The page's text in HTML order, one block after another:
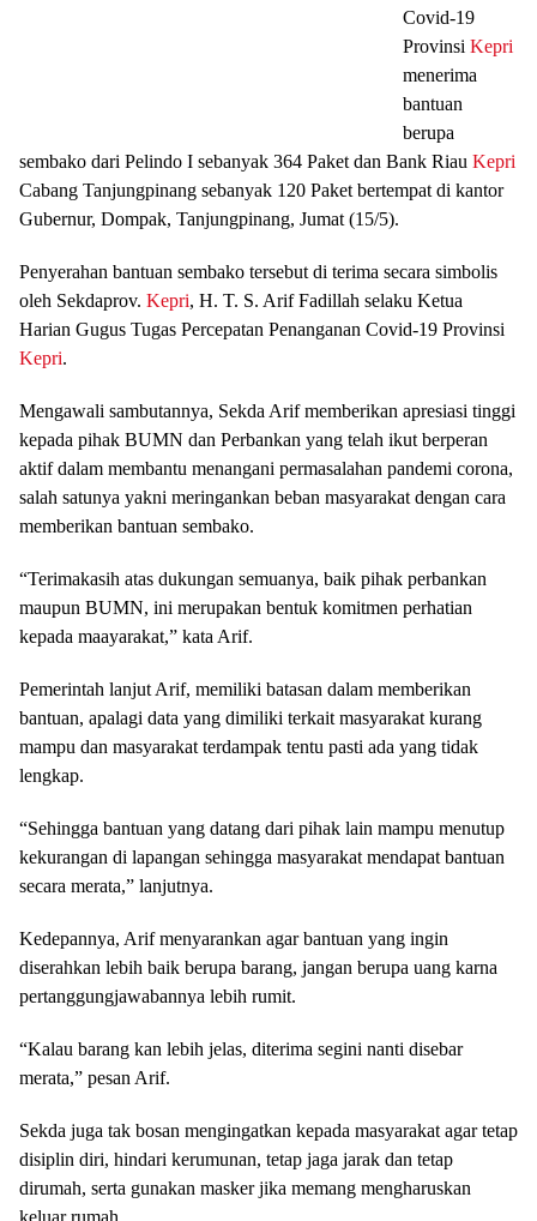
Covid-19
Provinsi Kepri
menerima
bantuan
berupa
sembako dari Pelindo I sebanyak 364 Paket dan Bank Riau Kepri
Cabang Tanjungpinang sebanyak 120 Paket bertempat di kantor
Gubernur, Dompak, Tanjungpinang, Jumat (15/5).
Penyerahan bantuan sembako tersebut di terima secara simbolis
oleh Sekdaprov. Kepri, H. T. S. Arif Fadillah selaku Ketua
Harian Gugus Tugas Percepatan Penanganan Covid-19 Provinsi
Kepri.
Mengawali sambutannya, Sekda Arif memberikan apresiasi tinggi
kepada pihak BUMN dan Perbankan yang telah ikut berperan
aktif dalam membantu menangani permasalahan pandemi corona,
salah satunya yakni meringankan beban masyarakat dengan cara
memberikan bantuan sembako.
“Terimakasih atas dukungan semuanya, baik pihak perbankan
maupun BUMN, ini merupakan bentuk komitmen perhatian
kepada maayarakat,” kata Arif.
Pemerintah lanjut Arif, memiliki batasan dalam memberikan
bantuan, apalagi data yang dimiliki terkait masyarakat kurang
mampu dan masyarakat terdampak tentu pasti ada yang tidak
lengkap.
“Sehingga bantuan yang datang dari pihak lain mampu menutup
kekurangan di lapangan sehingga masyarakat mendapat bantuan
secara merata,” lanjutnya.
Kedepannya, Arif menyarankan agar bantuan yang ingin
diserahkan lebih baik berupa barang, jangan berupa uang karna
pertanggungjawabannya lebih rumit.
“Kalau barang kan lebih jelas, diterima segini nanti disebar
merata,” pesan Arif.
Sekda juga tak bosan mengingatkan kepada masyarakat agar tetap
disiplin diri, hindari kerumunan, tetap jaga jarak dan tetap
dirumah, serta gunakan masker jika memang mengharuskan
keluar rumah.